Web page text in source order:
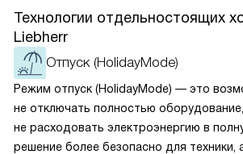
Технологии отдельностоящих
Liebherr
Отпуск (HolidayMode)
Режим отпуск (HolidayMode) — это
не отключать полностью
не расходовать электроэнергию в
решение более безопасно для техники,